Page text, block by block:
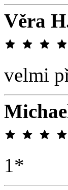
Věra
velmi
1*